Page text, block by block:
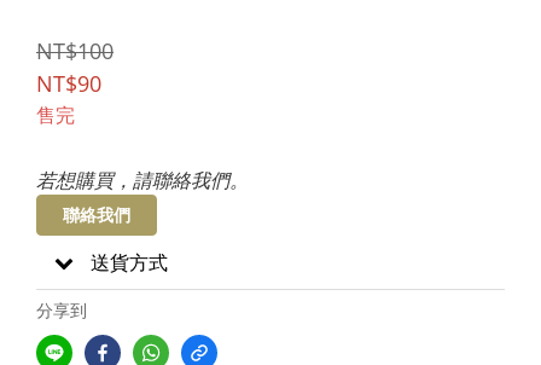
NT$100
NT$90
售完
若想購買，請聯絡我們。
聯絡我們
送貨方式
分享到